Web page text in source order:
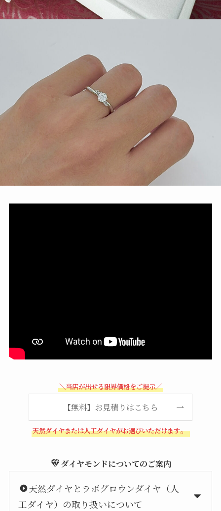
＼当店が出せる限界価格をご提示／
【無料】お見積りはこちら
天然ダイヤまたは人工ダイヤがお選びいただけます。
ダイヤモンドについてのご案内
天然ダイヤとラボグロウンダイヤ（人
工ダイヤ）の取り扱いについて